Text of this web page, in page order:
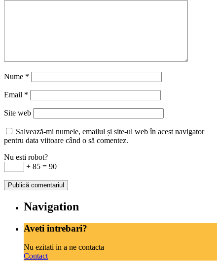
Nume *
Email *
Site web
Salvează-mi numele, emailul și site-ul web în acest navigator
pentru data viitoare când o să comentez.
Nu esti robot?
+ 85 = 90
Navigation
Aveti intrebari?
Nu ezitati in a ne contacta
Contact